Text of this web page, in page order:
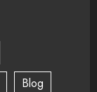
Blog